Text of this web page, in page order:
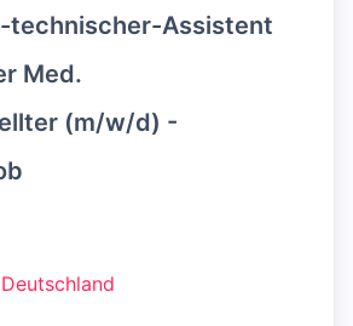
technischer-Assistent
Med.
(m/w/d) -